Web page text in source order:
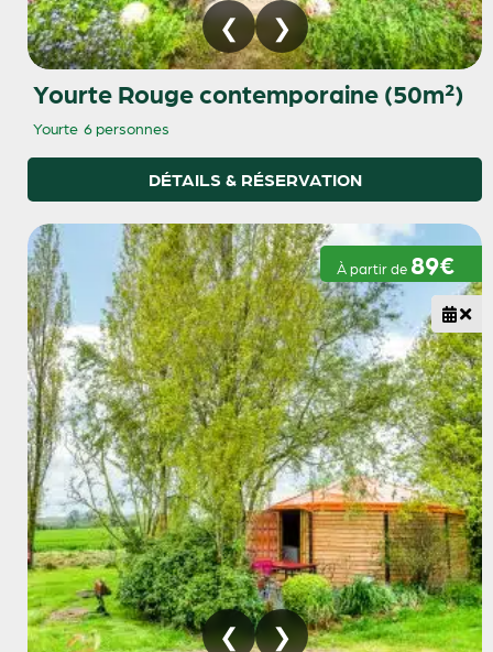
Yourte Rouge contemporaine (50m²)
Yourte 6 personnes
DÉTAILS & RÉSERVATION
À partir de 89€